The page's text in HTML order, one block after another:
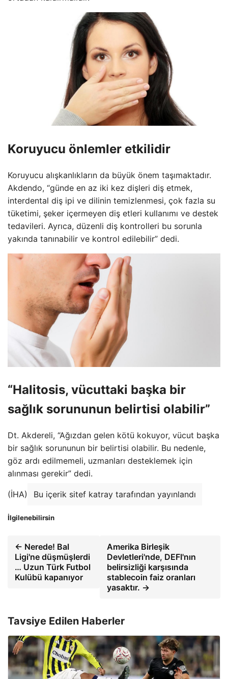
Koruyucu önlemler etkilidir
Koruyucu alışkanlıkların da büyük önem taşımaktadır.
Akdendo, “günde en az iki kez dişleri diş etmek,
interdental diş ipi ve dilinin temizlenmesi, çok fazla su
tüketimi, şeker içermeyen diş etleri kullanımı ve destek
tedavileri. Ayrıca, düzenli diş kontrolleri bu sorunla
yakında tanınabilir ve kontrol edilebilir” dedi.
“Halitosis, vücuttaki başka bir
sağlık sorununun belirtisi olabilir”
Dt. Akdereli, “Ağızdan gelen kötü kokuyor, vücut başka
bir sağlık sorununun bir belirtisi olabilir. Bu nedenle,
göz ardı edilmemeli, uzmanları desteklemek için
alınması gerekir” dedi.
(İHA) Bu içerik sitef katray tarafından yayınlandı
İlgilenebilirsin
← Nerede! Bal
Ligi'ne düşmüşlerdi
… Uzun Türk Futbol
Kulübü kapanıyor
Amerika Birleşik
Devletleri'nde, DEFI'nın
belirsizliği karşısında
stablecoin faiz oranları
yasaktır. →
Tavsiye Edilen Haberler